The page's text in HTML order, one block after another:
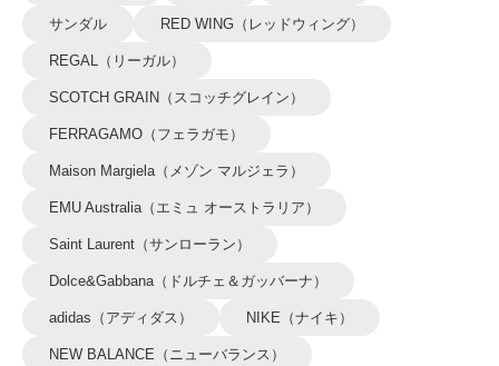
サンダル RED WING（レッドウィング）
REGAL（リーガル）
SCOTCH GRAIN（スコッチグレイン）
FERRAGAMO（フェラガモ）
Maison Margiela（メゾン マルジェラ）
EMU Australia（エミュ オーストラリア）
Saint Laurent（サンローラン）
Dolce&Gabbana（ドルチェ＆ガッバーナ）
adidas（アディダス） NIKE（ナイキ）
NEW BALANCE（ニューバランス）